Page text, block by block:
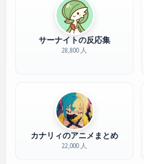
サーナイトの反応集
28,800 人
カナリィのアニメまとめ
22,000 人